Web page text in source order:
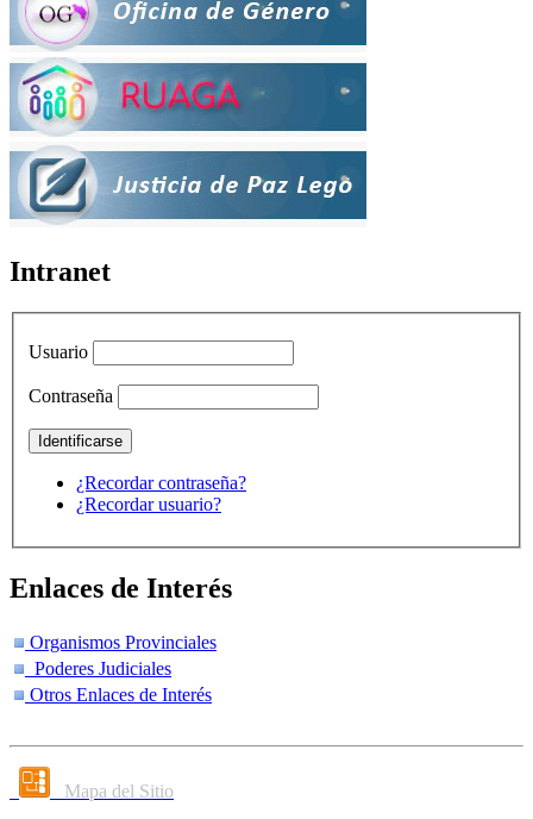
Intranet
Usuario
Contraseña
¿Recordar contraseña?
¿Recordar usuario?
Enlaces de Interés
Organismos Provinciales
Poderes Judiciales
Otros Enlaces de Interés
Mapa del Sitio